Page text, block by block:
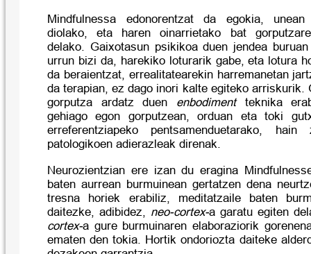
Mindfulnessa edonorentzat da egokia, unean
diolako, eta haren oinarrietako bat
delako. Gaixotasun psikikoa duen jendea
urrun bizi da, harekiko loturarik gabe, eta lotura
da beraientzat, errealitatearekin harremanetan
da terapian, ez dago inori kalte egiteko arriskurik.
gorputza ardatz duen enbodimentteknika
gehiago egon gorputzean, orduan eta toki
erreferentziapeko pentsamenduetarako,
patologikoen adierazleak direnak.
Neurozientzian ere izan du eragina
baten aurrean burmuinean gertatzen dena
tresna horiek erabiliz, meditatzaile baten
daitezke, adibidez, neo-cortex-a garatu egiten
cortex-a gure burmuinaren elaboraziorik
ematen den tokia. Hortik ondoriozta daiteke